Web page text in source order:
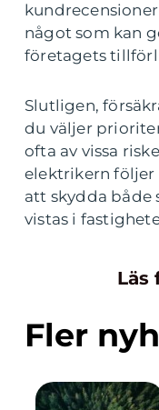
något som kan
företagets
Slutligen,
du väljer
ofta av vissa
elektrikern följer
att skydda både
vistas i
Läs
Fler